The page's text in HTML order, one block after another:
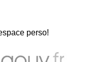
perso!